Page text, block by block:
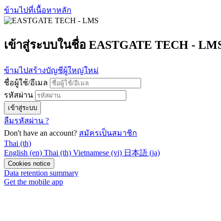
ข้ามไปที่เนื้อหาหลัก
เข้าสู่ระบบในชื่อ EASTGATE TECH -
ข้ามไปสร้างบัญชีผู้ใหญ่ใหม่
ชื่อผู้ใช้/อีเมล
รหัสผ่าน
เข้าสู่ระบบ
ลืมรหัสผ่าน ?
Don't have an account? สมัครเป็นสมาชิก
Thai ‎(th)‎
English ‎(en)‎ Thai ‎(th)‎ Vietnamese ‎(vi)‎ 日本語 ‎(ja)‎
Cookies notice
Data retention summary
Get the mobile app